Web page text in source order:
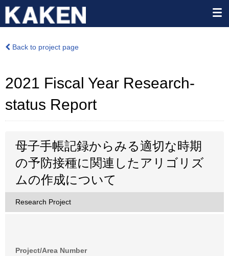
Back to project page
2021 Fiscal Year Research-
status Report
母子手帳記録からみる適切な時期
の予防接種に関連したアリゴリズ
ムの作成について
Research Project
Project/Area Number